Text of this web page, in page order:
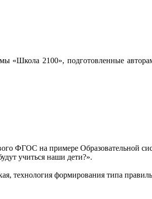
«Школа 2100», подготовленные
ФГОС на примере Образовательной
учиться наши дети?».
технология формирования типа